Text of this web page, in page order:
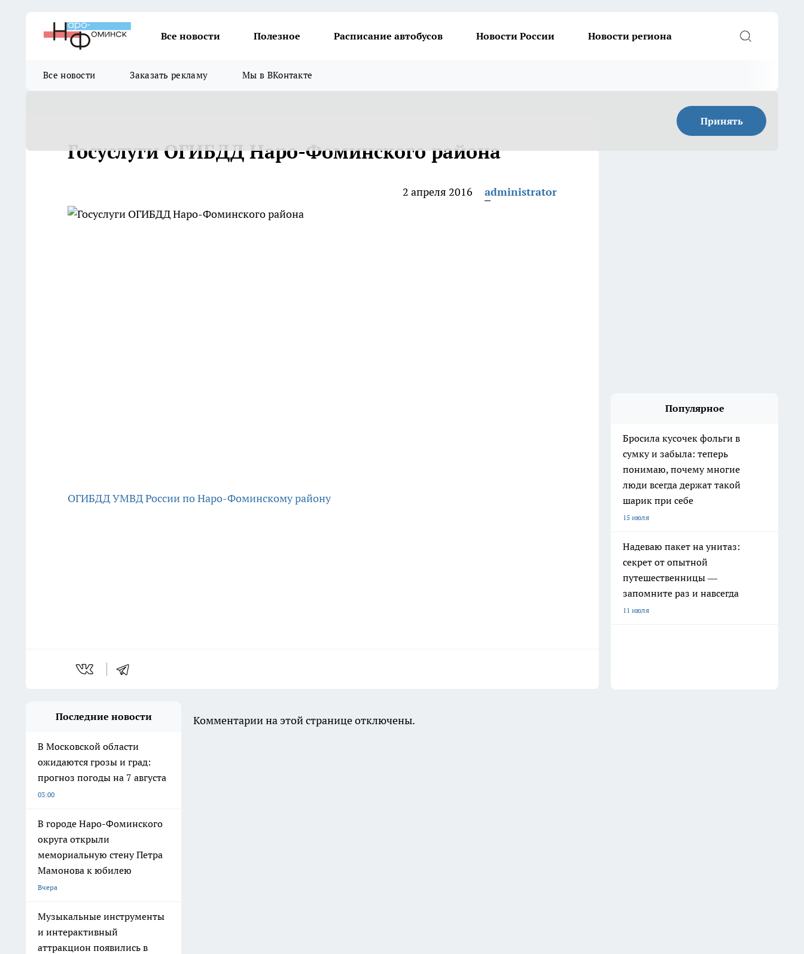
Все новости Полезное Расписание автобусов Новости России Новости региона
Все новости Заказать рекламу Мы в ВКонтакте
Принять
Госуслуги ОГИБДД Наро-Фоминского района
2 апреля 2016 administrator
ОГИБДД УМВД России по Наро-Фоминскому району
Популярное
Бросила кусочек фольги в
сумку и забыла: теперь
понимаю, почему многие
люди всегда держат такой
шарик при себе
15 июля
Надеваю пакет на унитаз:
секрет от опытной
путешественницы —
запомните раз и навсегда
11 июля
Последние новости
В Московской области
ожидаются грозы и град:
прогноз погоды на 7 августа
03:00
В городе Наро-Фоминского
округа открыли
мемориальную стену Петра
Мамонова к юбилею
Вчера
Музыкальные инструменты
и интерактивный
аттракцион появились в
Комментарии на этой странице отключены.